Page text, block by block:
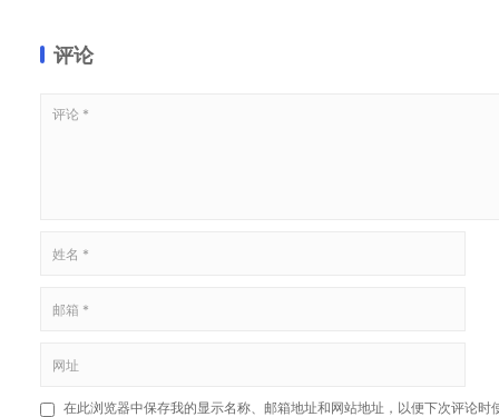
评论
在此浏览器中保存我的显示名称、邮箱地址和网站地址，以便下次评论时